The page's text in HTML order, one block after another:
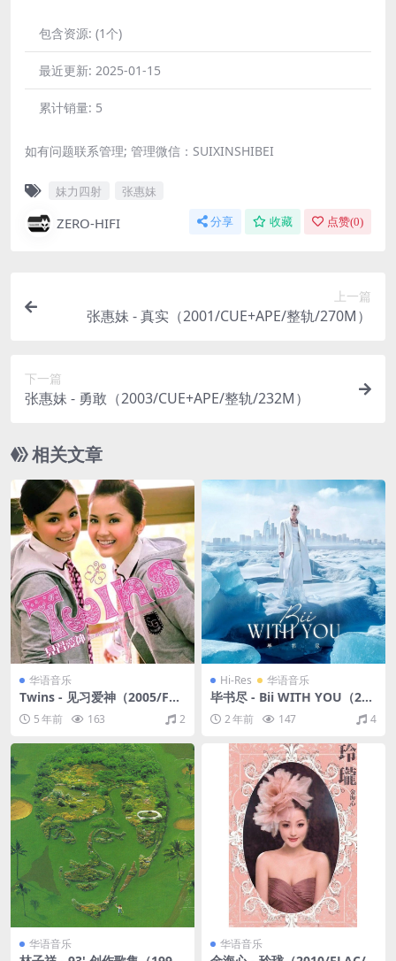
包含资源: (1个)
最近更新: 2025-01-15
累计销量: 5
如有问题联系管理; 管理微信：SUIXINSHIBEI
妹力四射 张惠妹
ZERO-HIFI 分享 收藏 点赞(0)
上一篇
张惠妹 - 真实（2001/CUE+APE/整轨/270M）
下一篇
张惠妹 - 勇敢（2003/CUE+APE/整轨/232M）
相关文章
华语音乐
Twins - 见习爱神（2005/FLA
C/分轨/313M）
5 年前 163 2
Hi-Res 华语音乐
毕书尽 - Bii WITH YOU（202
4/FLAC/分轨/476M）
2 年前 147 4
华语音乐 华语音乐